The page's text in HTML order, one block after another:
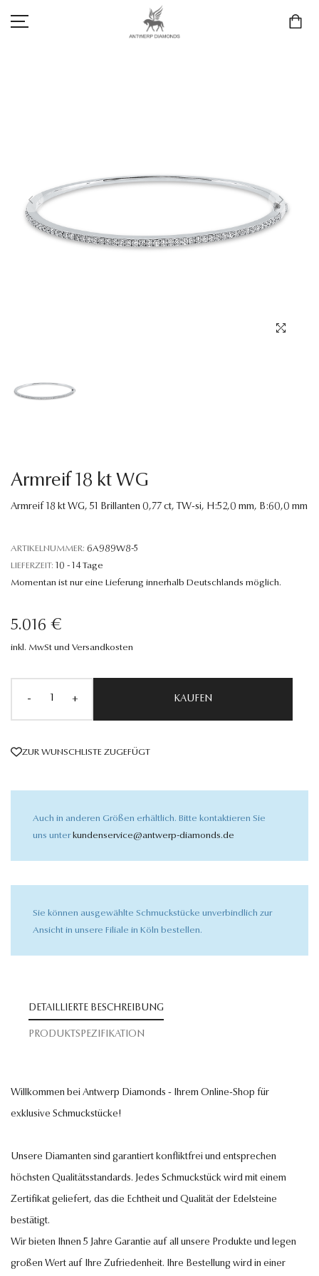
ANTWERP DIAMONDS LUXURY COLLECTION
MARKEN
3D TRAURINGKONFIGURATION
Armreif 18 kt WG
Armreif 18 kt WG, 51 Brillanten 0,77 ct, TW-si, H:52,0 mm, B:60,0 mm
ARTIKELNUMMER: 6A989W8-5
LIEFERZEIT: 10 - 14 Tage
Momentan ist nur eine Lieferung innerhalb Deutschlands möglich.
5.016 €
inkl. MwSt und Versandkosten
- + KAUFEN
ZUR WUNSCHLISTE ZUGEFÜGT
Auch in anderen Größen erhältlich. Bitte kontaktieren Sie
uns unter kundenservice@antwerp-diamonds.de
Sie können ausgewählte Schmuckstücke unverbindlich zur
Ansicht in unsere Filiale in Köln bestellen.
DETAILLIERTE BESCHREIBUNG
PRODUKTSPEZIFIKATION
Willkommen bei Antwerp Diamonds - Ihrem Online-Shop für
exklusive Schmuckstücke!
Unsere Diamanten sind garantiert konfliktfrei und entsprechen
höchsten Qualitätsstandards. Jedes Schmuckstück wird mit einem
Zertifikat geliefert, das die Echtheit und Qualität der Edelsteine
bestätigt.
Wir bieten Ihnen 5 Jahre Garantie auf all unsere Produkte und legen
großen Wert auf Ihre Zufriedenheit. Ihre Bestellung wird in einer